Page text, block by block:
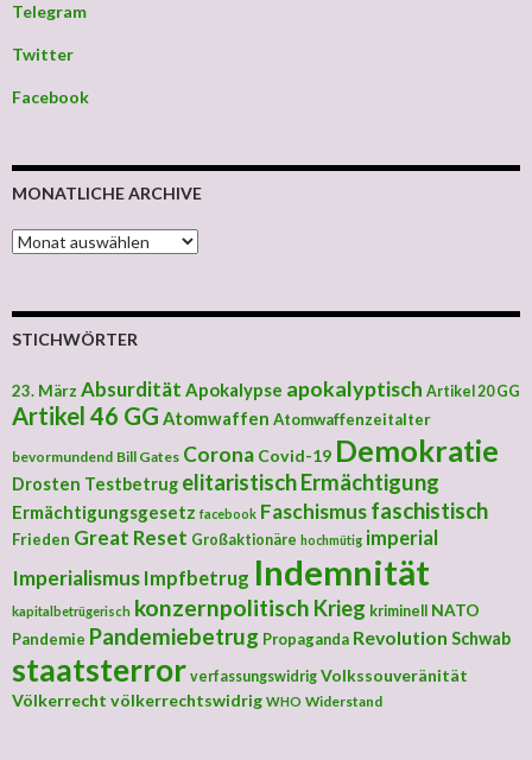
Telegram
Twitter
Facebook
MONATLICHE ARCHIVE
MONATLICHE ARCHIVE
STICHWÖRTER
23. März Absurdität Apokalypse apokalyptisch Artikel 20 GG
Artikel 46 GG Atomwaffen Atomwaffenzeitalter
bevormundend Bill Gates Corona Covid-19 Demokratie
Drosten Testbetrug elitaristischErmächtigung
Ermächtigungsgesetz facebook Faschismusfaschistisch
Frieden Great Reset Großaktionäre hochmütig imperial
Imperialismus Impfbetrug Indemnität
kapitalbetrügerisch konzernpolitisch Krieg kriminell
NATO
Pandemie Pandemiebetrug Propaganda Revolution Schwab
staatsterror verfassungswidrig Volkssouveränität
Völkerrecht völkerrechtswidrig WHO Widerstand